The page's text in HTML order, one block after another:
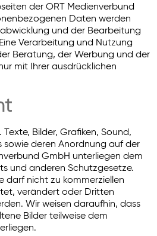
der ORT Medienverbund
Daten werden
und der Bearbeitung
Verarbeitung und Nutzung
Beratung, der Werbung und der
mit Ihrer ausdrücklichen
Bilder, Grafiken, Sound,
sowie deren Anordnung auf der
GmbH unterliegen dem
und anderen Schutzgesetze.
darf nicht zu kommerziellen
verändert oder Dritten
Wir weisen daraufhin, dass
Bilder teilweise dem